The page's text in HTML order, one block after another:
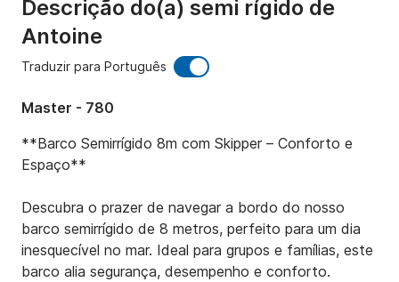
Descrição do(a) semi rígido de
Antoine
Traduzir para Português
Master - 780
**Barco Semirrígido 8m com Skipper – Conforto e
Espaço**
Descubra o prazer de navegar a bordo do nosso
barco semirrígido de 8 metros, perfeito para um dia
inesquecível no mar. Ideal para grupos e famílias, este
barco alia segurança, desempenho e conforto.